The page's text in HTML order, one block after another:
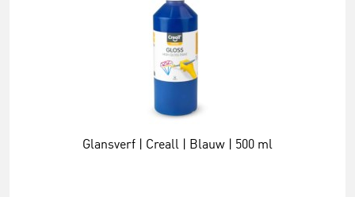
Glansverf | Creall | Blauw | 500 ml